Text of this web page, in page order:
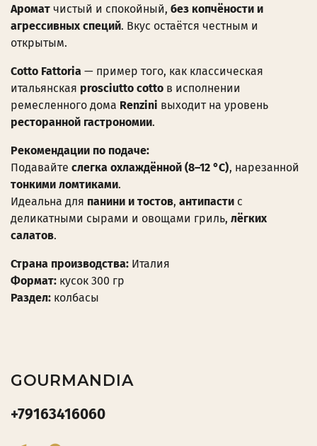
Аромат чистый и спокойный, без копчёности и
агрессивных специй. Вкус остаётся честным и
открытым.
Cotto Fattoria — пример того, как классическая
итальянская prosciutto cotto в исполнении
ремесленного дома Renzini выходит на уровень
ресторанной гастрономии.
Рекомендации по подаче:
Подавайте слегка охлаждённой (8–12 °C), нарезанной
тонкими ломтиками.
Идеальна для панини и тостов, антипасти с
деликатными сырами и овощами гриль, лёгких
салатов.
Страна производства: Италия
Формат: кусок 300 гр
Раздел: колбасы
+79163416060
GOURMANDIA